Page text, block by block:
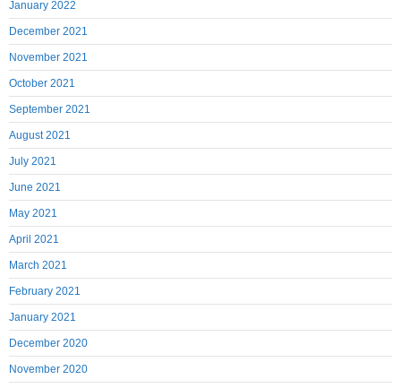
January 2022
December 2021
November 2021
October 2021
September 2021
August 2021
July 2021
June 2021
May 2021
April 2021
March 2021
February 2021
January 2021
December 2020
November 2020